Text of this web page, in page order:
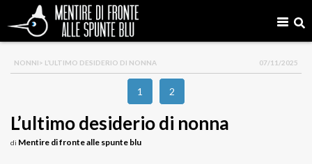
NONNI> L’ULTIMO DESIDERIO DI NONNA 07/11/2025
1 2
L’ultimo desiderio di nonna
di Mentire di fronte alle spunte blu